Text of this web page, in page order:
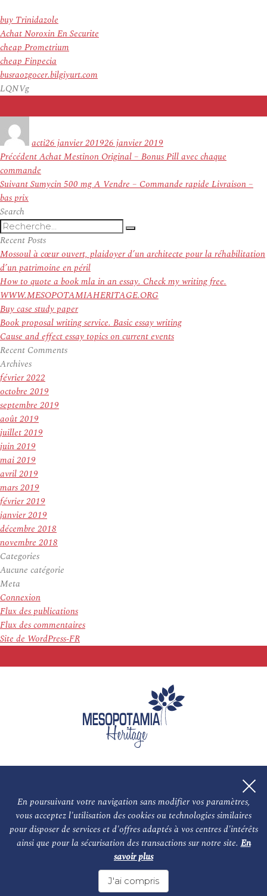
En poursuivant votre navigation sans modifier vos paramètres,
vous acceptez l'utilisation des cookies ou technologies similaires
pour disposer de services et d'offres adaptés à vos centres d'intérêts
ainsi que pour la sécurisation des transactions sur notre site.En
savoir plus
J'ai compris
buy Trinidazole
Achat Noroxin En Securite
cheap Prometrium
cheap Finpecia
busraozgocer.bilgiyurt.com
LQNVg
actile
26 janvier 201926 janvier 2019
Navigation
de
l’article
PrécédentArticle
précédent :
Achat Mestinon Original – Bonus Pill avec chaque
commande
SuivantArticle
Sumycin 500 mg A Vendre – Commande rapide Livraison –
bas prix
Search
Recherche
pour
:
Recherche
Recent Posts
Mossoul à cœur ouvert, plaidoyer d’un architecte pour la réhabilitation
d’un patrimoine en péril
How to quote a book mla in an essay. Check my writing free.
WWW.MESOPOTAMIAHERITAGE.ORG
Buy case study paper
Book proposal writing service. Basic essay writing
Cause and effect essay topics on current events
Recent Comments
Archives
février 2022
octobre 2019
septembre 2019
août 2019
juillet 2019
juin 2019
mai 2019
avril 2019
mars 2019
février 2019
janvier 2019
décembre 2018
novembre 2018
Categories
Aucune catégorie
Meta
Connexion
Flux des publications
Flux des commentaires
Site de WordPress-FR
L'association NOS PARTENAIRES
Le conseil scientifique et nos experts Les auteurs
Mentions légales Nous contacter